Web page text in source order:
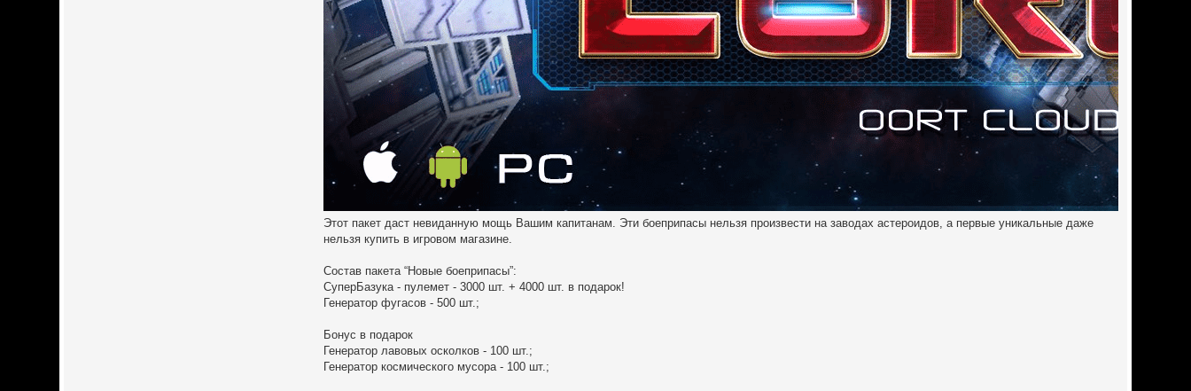
Этот пакет даст невиданную мощь Вашим капитанам. Эти боеприпасы нельзя произвести на заводах астероидов, а первые уникальные даже
нельзя купить в игровом магазине.
Состав пакета “Новые боеприпасы”:
СуперБазука - пулемет - 3000 шт. + 4000 шт. в подарок!
Генератор фугасов - 500 шт.;
Бонус в подарок
Генератор лавовых осколков - 100 шт.;
Генератор космического мусора - 100 шт.;